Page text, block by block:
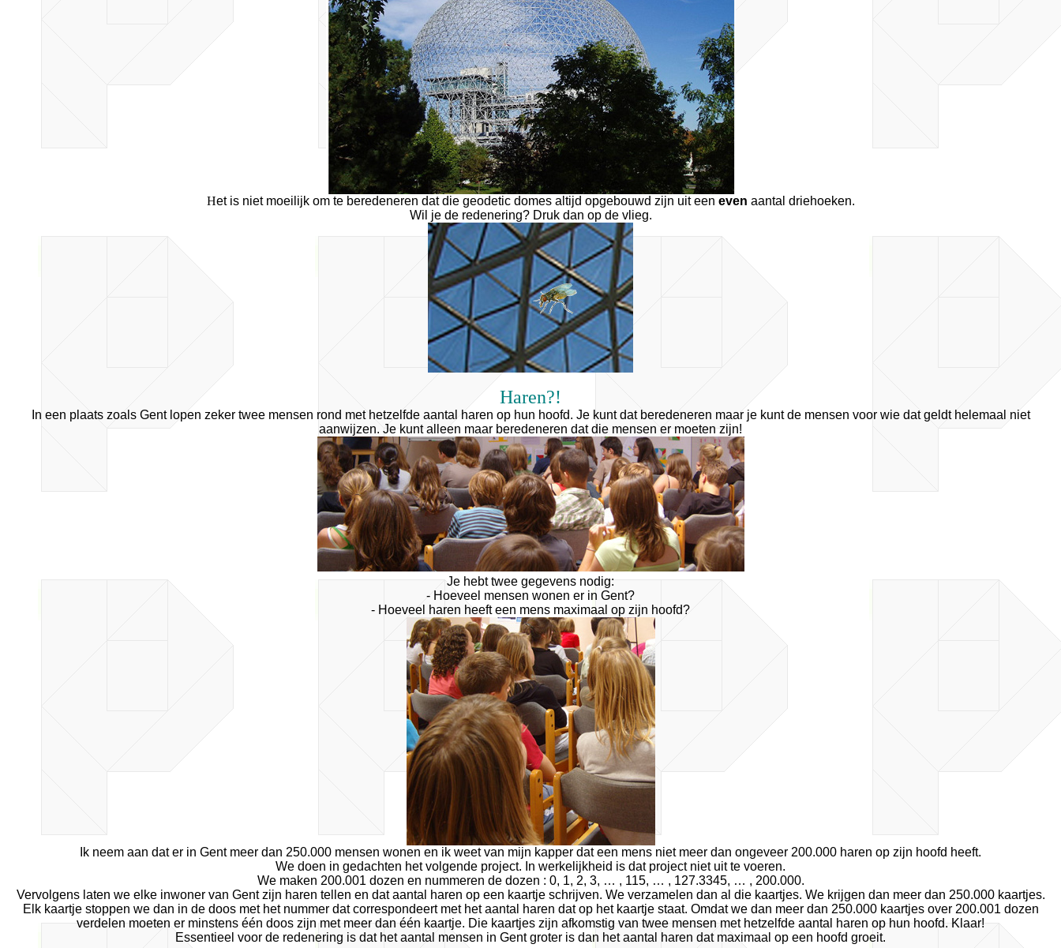
Het is niet moeilijk om te beredeneren dat die geodetic domes altijd opgebouwd zijn uit een even aantal driehoeken.
Wil je de redenering? Druk dan op de vlieg.
Haren?!
In een plaats zoals Gent lopen zeker twee mensen rond met hetzelfde aantal haren op hun hoofd. Je kunt dat beredeneren maar je kunt de mensen voor wie dat geldt helemaal niet
aanwijzen. Je kunt alleen maar beredeneren dat die mensen er moeten zijn!
Je hebt twee gegevens nodig:
- Hoeveel mensen wonen er in Gent?
- Hoeveel haren heeft een mens maximaal op zijn hoofd?
Ik neem aan dat er in Gent meer dan 250.000 mensen wonen en ik weet van mijn kapper dat een mens niet meer dan ongeveer 200.000 haren op zijn hoofd heeft.
We doen in gedachten het volgende project. In werkelijkheid is dat project niet uit te voeren.
We maken 200.001 dozen en nummeren de dozen : 0, 1, 2, 3, … , 115, … , 127.3345, … , 200.000.
Vervolgens laten we elke inwoner van Gent zijn haren tellen en dat aantal haren op een kaartje schrijven. We verzamelen dan al die kaartjes. We krijgen dan meer dan 250.000 kaartjes.
Elk kaartje stoppen we dan in de doos met het nummer dat correspondeert met het aantal haren dat op het kaartje staat. Omdat we dan meer dan 250.000 kaartjes over 200.001 dozen
verdelen moeten er minstens één doos zijn met meer dan één kaartje. Die kaartjes zijn afkomstig van twee mensen met hetzelfde aantal haren op hun hoofd. Klaar!
Essentieel voor de redenering is dat het aantal mensen in Gent groter is dan het aantal haren dat maximaal op een hoofd groeit.